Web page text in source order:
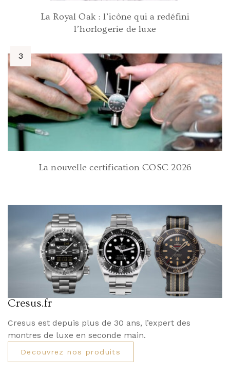
La Royal Oak : l’icône qui a redéfini
l’horlogerie de luxe
La nouvelle certification COSC 2026
Cresus.fr
Cresus est depuis plus de 30 ans, l’expert des
montres de luxe en seconde main.
Decouvrez nos produits